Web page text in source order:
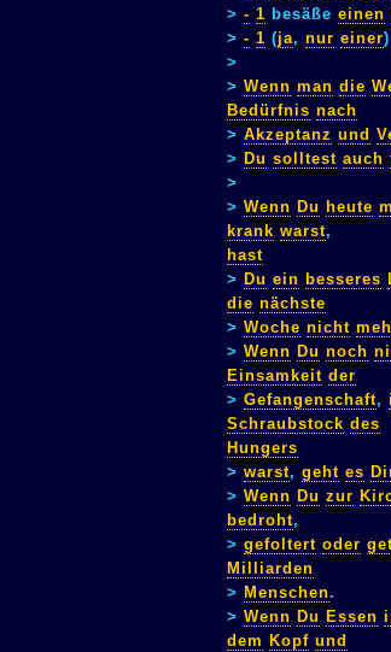
> - 1 besäße einen
> - 1 (ja, nur einer)
>
> Wenn man die
Bedürfnis nach
> Akzeptanz und
> Du solltest auch
>
> Wenn Du heute
krank warst,
hast
> Du ein besseres
die nächste
> Woche nicht
> Wenn Du noch
Einsamkeit der
> Gefangenschaft,
Schraubstock des
Hungers
> warst, geht es
> Wenn Du zur
bedroht,
> gefoltert oder
Milliarden
> Menschen.
> Wenn Du Essen
dem Kopf und